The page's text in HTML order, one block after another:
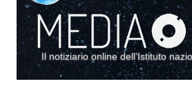
Il notiziario online dell’Istituto